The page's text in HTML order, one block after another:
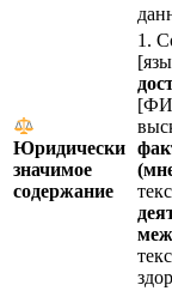
Юридически
значимое
содержание
1.